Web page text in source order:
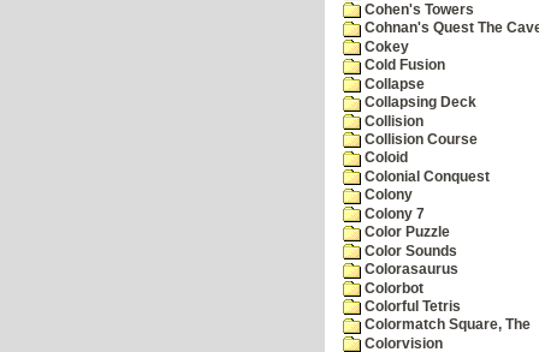
Cohen's Towers
Cohnan's Quest The
Cokey
Cold Fusion
Collapse
Collapsing Deck
Collision
Collision Course
Coloid
Colonial Conquest
Colony
Colony 7
Color Puzzle
Color Sounds
Colorasaurus
Colorbot
Colorful Tetris
Colormatch Square, The
Colorvision